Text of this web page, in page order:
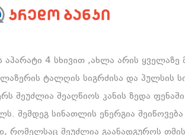
4 სხივით ,ახლა არის ყველაზე
ტალღის სიგრძისა და პულსის
შეუძლია შეაღწიოს კანის ზედა
შემდეგ სინათლის ენერგია